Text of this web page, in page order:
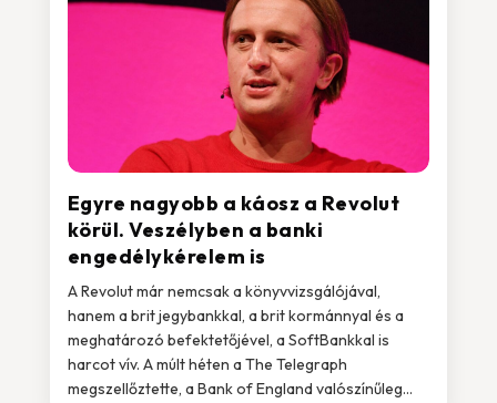
Egyre nagyobb a káosz a Revolut
körül. Veszélyben a banki
engedélykérelem is
A Revolut már nemcsak a könyvvizsgálójával,
hanem a brit jegybankkal, a brit kormánnyal és a
meghatározó befektetőjével, a SoftBankkal is
harcot vív. A múlt héten a The Telegraph
megszellőztette, a Bank of England valószínűleg...